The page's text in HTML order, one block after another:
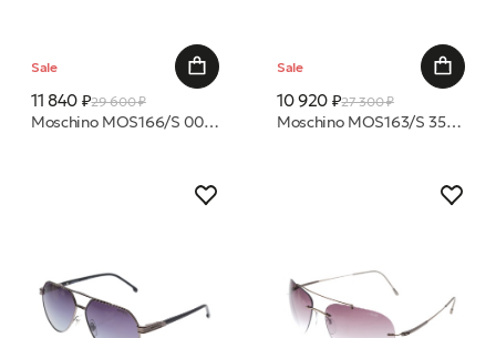
Sale
11 840 ₽29 600 ₽
Moschino MOS166/S 003 IR 55 20 очки с/з
Sale
10 920 ₽27 300 ₽
Moschino MOS163/S 35J U1 55 19 очки с/з